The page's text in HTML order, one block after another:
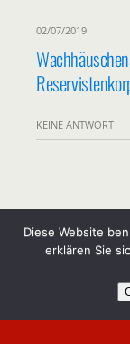
02/07/2019
KEINE ANTWORT
Diese Website
erklären Sie